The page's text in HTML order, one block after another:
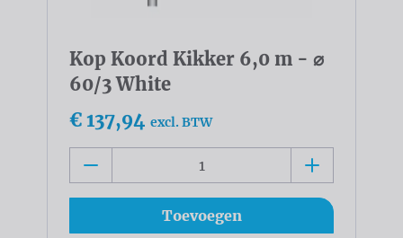
Kop Koord Kikker 6,0 m - ⌀
60/3 White
€ 137,94 excl. BTW
Toevoegen